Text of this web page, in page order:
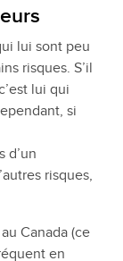
lui sont peu
risques. S’il
lui qui
si
d’un
risques,
Canada (ce
en